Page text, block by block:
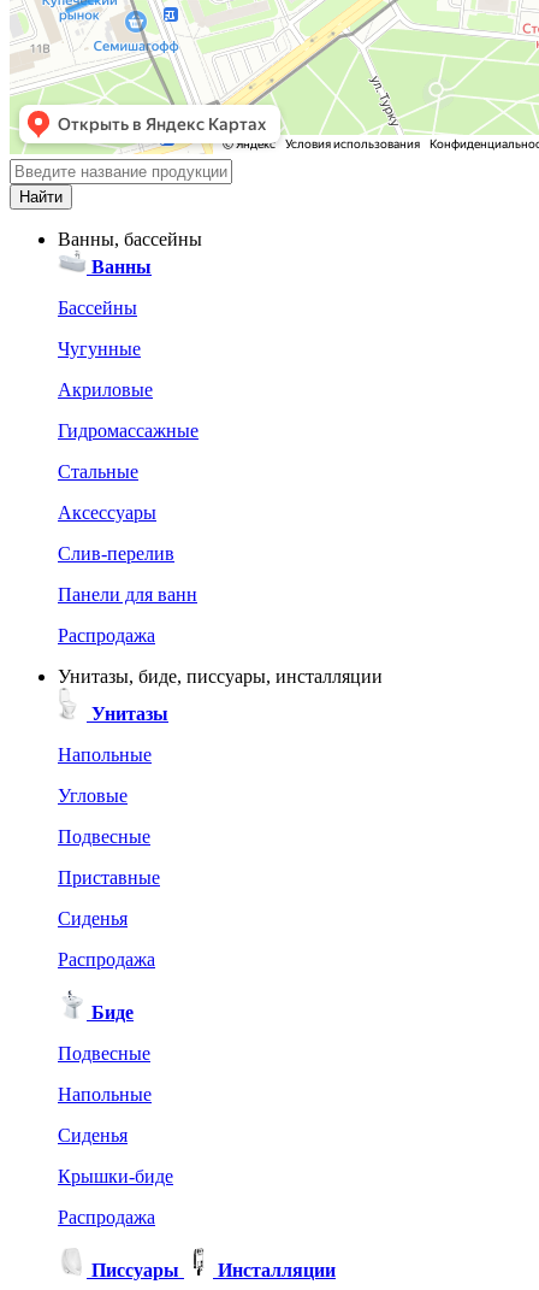
Ванны, бассейны
Ванны
Бассейны
Чугунные
Акриловые
Гидромассажные
Стальные
Аксессуары
Слив-перелив
Панели для ванн
Распродажа
Унитазы, биде, писсуары, инсталляции
Унитазы
Напольные
Угловые
Подвесные
Приставные
Сиденья
Распродажа
Биде
Подвесные
Напольные
Сиденья
Крышки-биде
Распродажа
Писсуары
Инсталляции